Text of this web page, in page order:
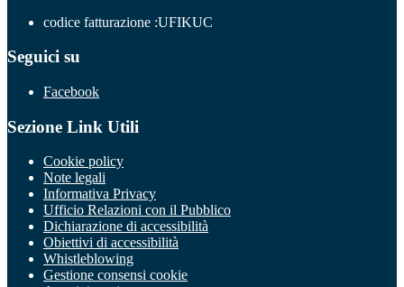
codice fatturazione :UFIKUC
Seguici su
Facebook
Sezione Link Utili
Cookie policy
Note legali
Informativa Privacy
Ufficio Relazioni con il Pubblico
Dichiarazione di accessibilità
Obiettivi di accessibilità
Whistleblowing
Gestione consensi cookie